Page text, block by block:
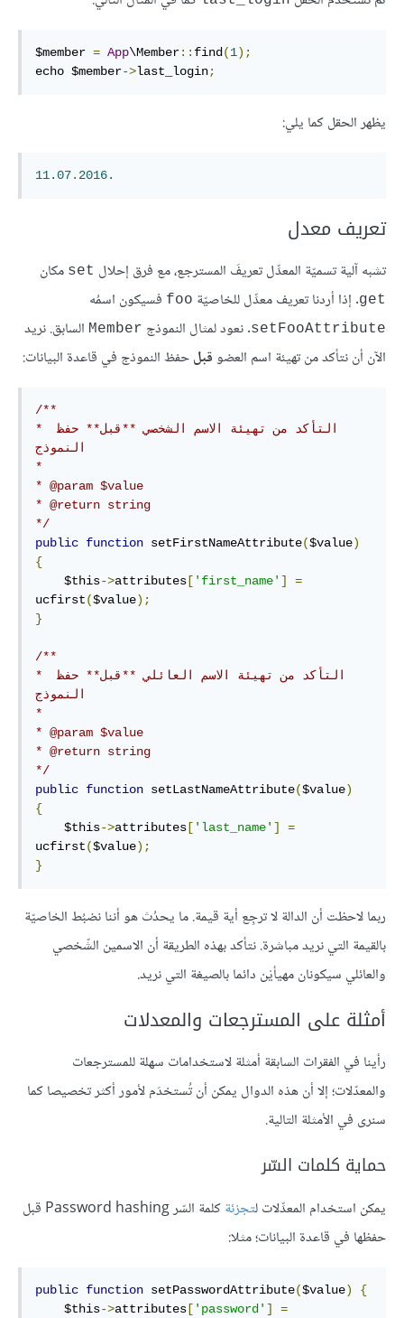
$member = App\Member:: find (1);
echo $member->last_login;
يظهر الحقل كما يلي:
11.07. 2016.
تعريف معدل
تشبه آلية تسميّة المعدِّل تعريفَ المسترجع، مع فرق إحلال set مكان
get. إذا أردنا تعريف معدِّل للخاصيّة foo فسيكون اسمُه
setFooAttribute. نعود لمثال النموذج Member السابق. نريد
الآن أن نتأكد من تهيئة اسم العضوقبلحفظ النموذج في قاعدة البيانات:
/**
* التأكد من تهيئة الاسم الشخصي **قبل** حفظ
النموذج
*
* @param $value
* @return string
*/
public function setFirstNameAttribute($value)
{
    $this
->attributes [ 'first_name' ]
=
ucfirst($value);
}
/**
* التأكد من تهيئة الاسم العائلي **قبل** حفظ
النموذج
*
* @param $value
* @return string
*/
public function setLastNameAttribute($value)
{
    $this
->attributes [ 'last_name' ]
=
ucfirst($value);
}
ربما لاحظت أن الدالة لا ترجِع أية قيمة. ما يحدُث هو أننا نضبُط الخاصيّة
بالقيمة التي نريد مباشرة. نتأكد بهذه الطريقة أن الاسمين الشّخصي
والعائلي سيكونان مهيأيْن دائما بالصيغة التي نريد.
أمثلة على المسترجعات والمعدلات
رأينا في الفقرات السابقة أمثلة لاستخدامات سهلة للمسترجعات
والمعدّلات؛ إلا أن هذه الدوال يمكن أن تُستخدَم لأمور أكثر تخصيصا كما
سنرى في الأمثلة التالية.
حماية كلمات السّر
يمكن استخدام المعدِّلات لتجزئة
كلمة السّر Password hashing قبل
حفظها في قاعدة البيانات؛ مثلا:
public function setPasswordAttribute($value)
{
    $this
->attributes [ 'password' ]
=